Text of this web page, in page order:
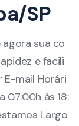
SP
agora sua co
e facili
E-mail Horári
07:00h às 18:
Largo